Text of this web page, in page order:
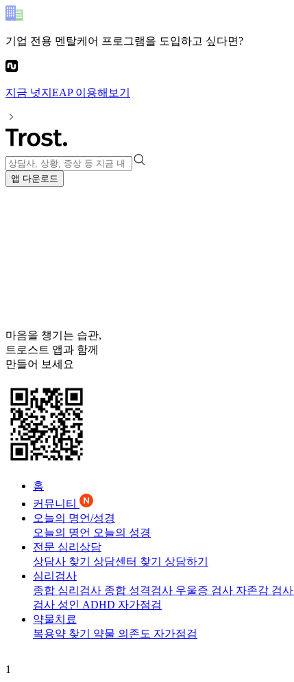
기업 전용 멘탈케어 프로그램을 도입하고 싶다면?
지금 넛지EAP이용해보기
앱 다운로드
마음을 챙기는 습관,
트로스트 앱과 함께
만들어 보세요
홈
커뮤니티
오늘의 명언/성경
오늘의 명언 오늘의 성경
전문 심리상담
상담사 찾기 상담센터 찾기 상담하기
심리검사
종합 심리검사 종합 성격검사 우울증 검사 자존감 검사
검사 성인 ADHD 자가점검
약물치료
복용약 찾기 약물 의존도 자가점검
1